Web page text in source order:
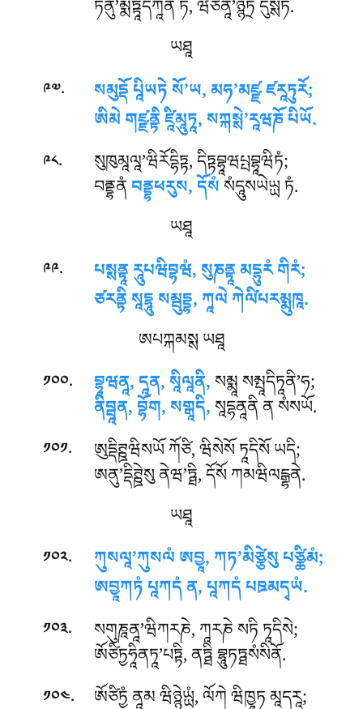
ཏེནུ’མྨཏྟཱདིཀཱནཾ ཏཾ, ཝཙནཱ’ཉྙཏྲ དུསྶཏི.
ཡཐཱ
༩༧. སམུདྡོ པཱིཡཏེ སོ’ཡ, མཧ’མཛྫ ཛརཱཏུརོ;
ཨིམེ གཛྫནྟི ཛཱིམཱུཏཱ, སཀྐསྶེ’རཱཝཎོ པིཡོ.
༩༨. སུཁུམཱལཱ’ཝིརོདྷིཏྟ, དིཏྟབྷཱཝཔྤབྷཱཝིཏཾ;
བནྡྷནཾབནྡྷཕརུས, དོསཾསཾདཱུསཡེཡྻ ཏཾ.
ཡཐཱ
༩༩. པསྶནྟཱ རཱུཔཝིབྷཝཾ, སུཎནྟཱ མདྷུརཾ གིརཾ;
ཙརནྟི སཱདྷཱུ སམྦུདྡྷ, ཀཱལེ ཀེལི༹པརམྨུཁཱ.
ཨཔཀྐམསྶ ཡཐཱ
༡༠༠. བྷཱཝནཱ, དཱན, སཱིལཱནི,སམྨཱ སམྤཱདིཏཱནི’ཧ;
ནིབྦཱན, བྷོག, སགྒཱདི,སཱདྷནཱནི ན སཾསཡོ.
༡༠༡. ཨུདྡིཊྛཝིསཡོ ཀོཙི, ཝིསེསོ ཏཱདིསོ ཡདི;
ཨནུ’དྡིཊྛེསུ ནེཝ’ཏྠི, དོསོ ཀམཝིལངྒྷནེ.
ཡཐཱ
༡༠༢. ཀུསལཱ’ཀུསལཾ ཨབྱཱ, ཀཏ’མིཙྩེསུ པཙྪིམཾ;
ཨབྱཱཀཏཾ པཱཀདཾ ན, པཱཀདཾ པཋམདྭཡཾ.
༡༠༣. སགུཎཱནཱ’ཝིཀརཎེ, ཀཱརཎེ སཏི ཏཱདིསེ;
ཨོཙིཏྱཧཱིནཏཱ’པཏྟི, ནཏྠི བྷཱུཏཏྠསཾསིནོ.
༡༠༤.